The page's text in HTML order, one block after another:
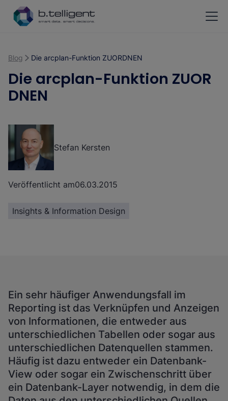
Zum Hauptinhalt springen
Blog Die arcplan-Funktion ZUORDNEN
Die arcplan-Funktion ZUOR
DNEN
Stefan Kersten
Veröffentlicht am06.03.2015
Insights & Information Design
Ein sehr häufiger Anwendungsfall im
Reporting ist das Verknüpfen und Anzeigen
von Informationen, die entweder aus
unterschiedlichen Tabellen oder sogar aus
unterschiedlichen Datenquellen stammen.
Häufig ist dazu entweder ein Datenbank-
View oder sogar ein Zwischenschritt über
ein Datenbank-Layer notwendig, in dem die